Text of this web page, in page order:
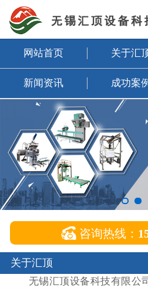
网站首页 关于汇
新闻资讯 成功案例
 咨询热线：
关于汇顶
无锡汇顶设备科技有限公